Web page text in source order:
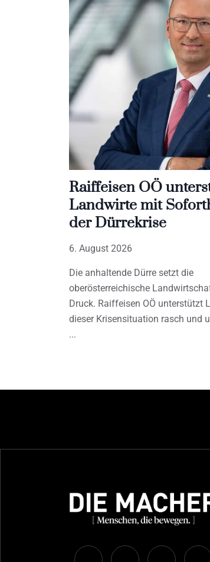
Raiffeisen OÖ
Landwirte mit
der Dürrekrise
6. August 2026
Die anhaltende Dürre setzt die
oberösterreichische
Druck. Raiffeisen OÖ unterstützt
dieser Krisensituation rasch und